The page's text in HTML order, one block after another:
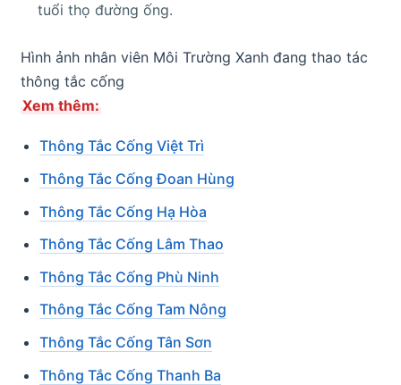
tuổi thọ đường ống.
Hình ảnh nhân viên Môi Trường Xanh đang thao tác
thông tắc cống
Xem thêm:
Thông Tắc Cống Việt Trì
Thông Tắc Cống Đoan Hùng
Thông Tắc Cống Hạ Hòa
Thông Tắc Cống Lâm Thao
Thông Tắc Cống Phù Ninh
Thông Tắc Cống Tam Nông
Thông Tắc Cống Tân Sơn
Thông Tắc Cống Thanh Ba